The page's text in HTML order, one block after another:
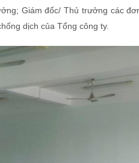
Giám đốc/ Thủ trưởng các
dịch của Tổng công ty.